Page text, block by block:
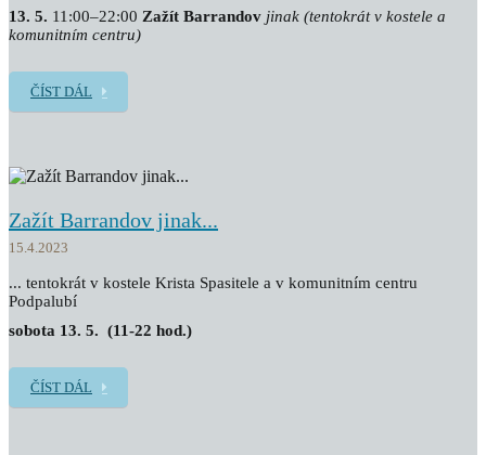
13. 5. 11:00–22:00 Zažít Barrandov jinak (tentokrát v kostele a
komunitním centru)
ČÍST DÁL
Zažít Barrandov jinak...
15.4.2023
... tentokrát v kostele Krista Spasitele a v komunitním centru
Podpalubí
sobota 13. 5. (11-22 hod.)
ČÍST DÁL